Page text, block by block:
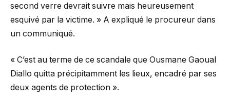
second verre devrait suivre mais heureusement
esquivé par la victime. » A expliqué le procureur dans
un communiqué.
« C’est au terme de ce scandale que Ousmane Gaoual
Diallo quitta précipitamment les lieux, encadré par ses
deux agents de protection ».